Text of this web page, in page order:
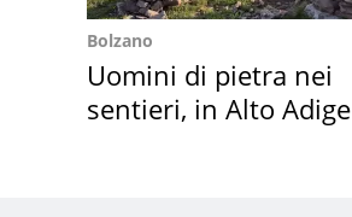
Bolzano
Uomini di pietra nei
sentieri, in Alto Adige